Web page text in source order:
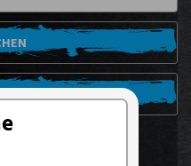
STANDORT AUS